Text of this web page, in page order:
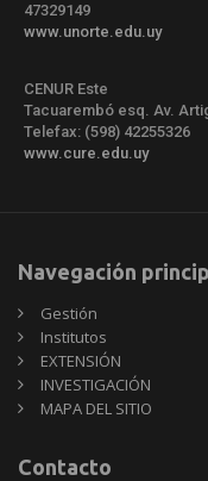
47329149
www.unorte.edu.uy
CENUR Este
Tacuarembó esq. Av.
Telefax: (598) 42255326
www.cure.edu.uy
Navegación
Gestión
Institutos
EXTENSIÓN
INVESTIGACIÓN
MAPA DEL SITIO
Contacto